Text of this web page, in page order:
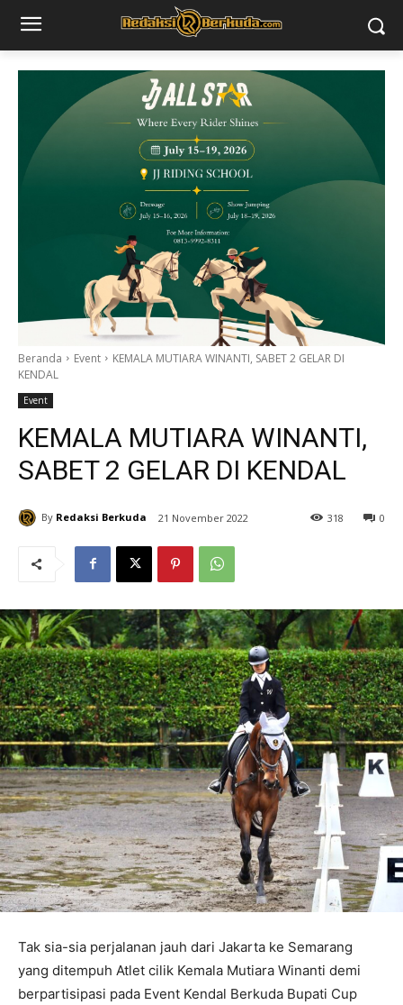
Beranda Event
KEMALA MUTIARA WINANTI, SABET 2 GELAR DI
KENDAL
Event
KEMALA MUTIARA WINANTI,
SABET 2 GELAR DI KENDAL
By Redaksi Berkuda 21 November 2022 0
318
Tak sia-sia perjalanan jauh dari Jakarta ke Semarang
yang ditempuh Atlet cilik Kemala Mutiara Winanti demi
berpartisipasi pada Event Kendal Berkuda Bupati Cup